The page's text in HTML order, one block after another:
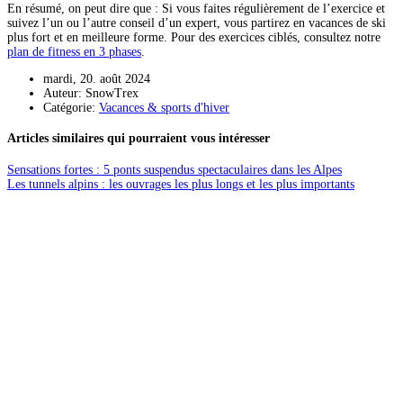
En résumé, on peut dire que : Si vous faites régulièrement de l’exercice et
suivez l’un ou l’autre conseil d’un expert, vous partirez en vacances de ski
plus fort et en meilleure forme. Pour des exercices ciblés, consultez notre
plan de fitness en 3 phases
mardi, 20. août 2024
Auteur: SnowTrex
Catégorie: Vacances & sports d'hiver
Articles similaires qui pourraient vous intéresser
Sensations fortes : 5 ponts suspendus spectaculaires dans les Alpes
Les tunnels alpins : les ouvrages les plus longs et les plus importants